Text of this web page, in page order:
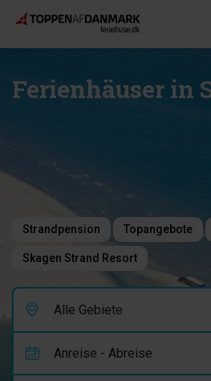
Ferienhäuser in
Strandpension Topangebote
Skagen Strand Resort